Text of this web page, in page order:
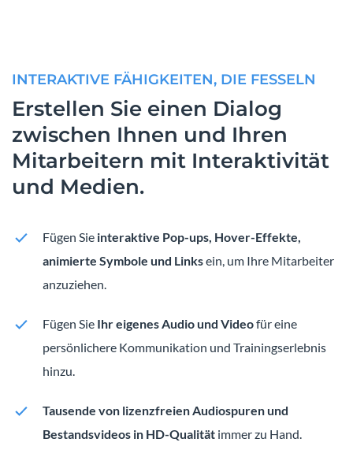
INTERAKTIVE FÄHIGKEITEN, DIE FESSELN
Erstellen Sie einen Dialog
zwischen Ihnen und Ihren
Mitarbeitern mit Interaktivität
und Medien.
Fügen Sie interaktive Pop-ups, Hover-Effekte,
animierte Symbole und Linksein, um Ihre Mitarbeiter
anzuziehen.
Fügen Sie Ihr eigenes Audio und Videofür eine
persönlichere Kommunikation und Trainingserlebnis
hinzu.
Tausende von lizenzfreien Audiospuren und
Bestandsvideos in HD-Qualität immer zu Hand.